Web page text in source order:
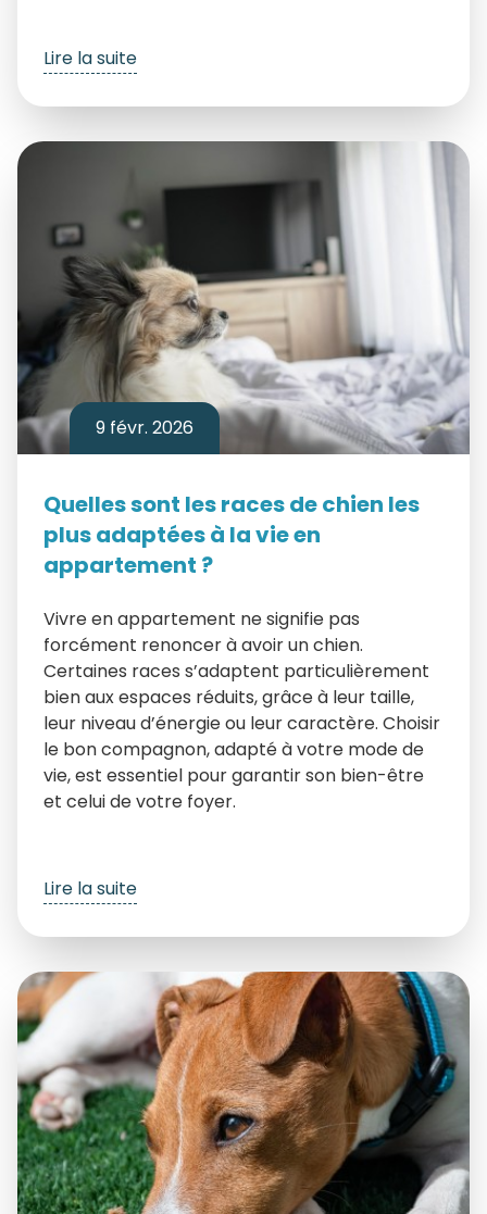
Lire la suite
9 févr. 2026
Quelles sont les races de chien les
plus adaptées à la vie en
appartement ?
Vivre en appartement ne signifie pas
forcément renoncer à avoir un chien.
Certaines races s’adaptent particulièrement
bien aux espaces réduits, grâce à leur taille,
leur niveau d’énergie ou leur caractère. Choisir
le bon compagnon, adapté à votre mode de
vie, est essentiel pour garantir son bien-être
et celui de votre foyer.
Lire la suite